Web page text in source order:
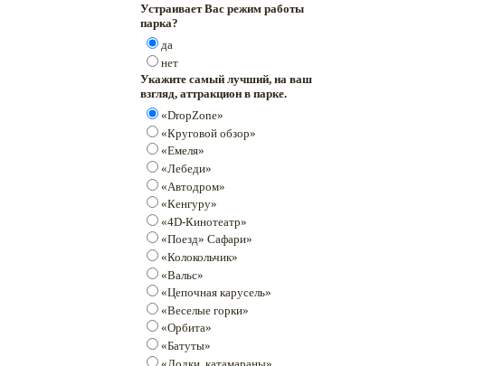
Устраивает Вас режим работы
парка?
да
нет
Укажите самый лучший, на ваш
взгляд, аттракцион в парке.
«DropZone»
«Круговой обзор»
«Емеля»
«Лебеди»
«Автодром»
«Кенгуру»
«4D-Кинотеатр»
«Поезд» Сафари»
«Колокольчик»
«Вальс»
«Цепочная карусель»
«Веселые горки»
«Орбита»
«Батуты»